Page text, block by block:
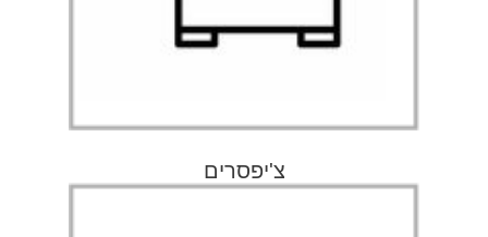
צ'יפסרים
למעבר לעמוד